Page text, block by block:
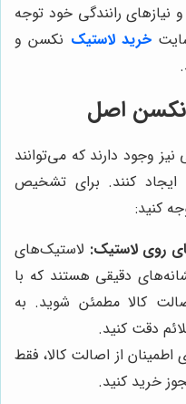
رانندگی خود توجه
خرید لاستیک نکسن و
اصل
نیز وجود دارند که می‌توانند
ایجاد کنند. برای تشخیص
کنید:
روی لاستیک: لاستیک‌های
دقیقی هستند که با
کالا مطمئن شوید. به
دقت کنید.
اطمینان از اصالت کالا، فقط
خرید کنید.